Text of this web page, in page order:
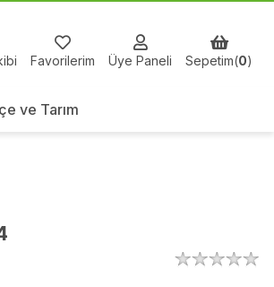
Favorilerim Üye Paneli Sepetim(0)
ve Tarım